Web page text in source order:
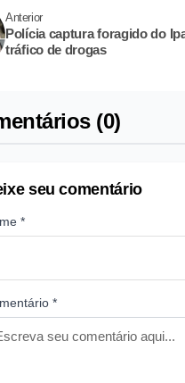
Anterior
Polícia captura foragido do Ipat envolvido com
tráfico de drogas
(0)
seu comentário
*
*